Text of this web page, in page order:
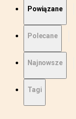
Powiązane
Polecane
Najnowsze
Tagi